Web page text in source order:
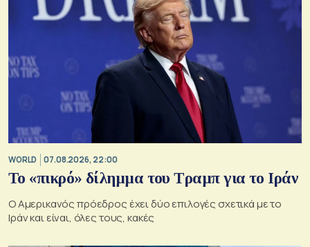
WORLD 07.08.2026, 22:00
Το «πικρό» δίλημμα του Τραμπ για το Ιράν
Ο Αμερικανός πρόεδρος έχει δύο επιλογές σχετικά με το
Ιράν και είναι, όλες τους, κακές